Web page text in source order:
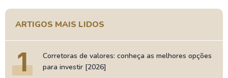
ARTIGOS MAIS LIDOS
1
Corretoras de valores: conheça as melhores opções
para investir [2026]